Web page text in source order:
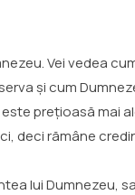
Vei vedea
și cum
prețioasă mai
deci rămâne
lui Dumnezeu,